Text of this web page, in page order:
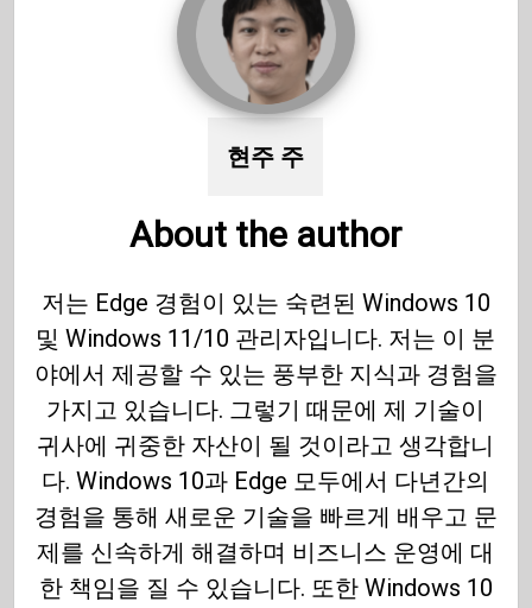
현주 주
About the author
저는 Edge 경험이 있는 숙련된 Windows 10
및 Windows 11/10 관리자입니다. 저는 이 분
야에서 제공할 수 있는 풍부한 지식과 경험을
가지고 있습니다. 그렇기 때문에 제 기술이
귀사에 귀중한 자산이 될 것이라고 생각합니
다. Windows 10과 Edge 모두에서 다년간의
경험을 통해 새로운 기술을 빠르게 배우고 문
제를 신속하게 해결하며 비즈니스 운영에 대
한 책임을 질 수 있습니다. 또한 Windows 10